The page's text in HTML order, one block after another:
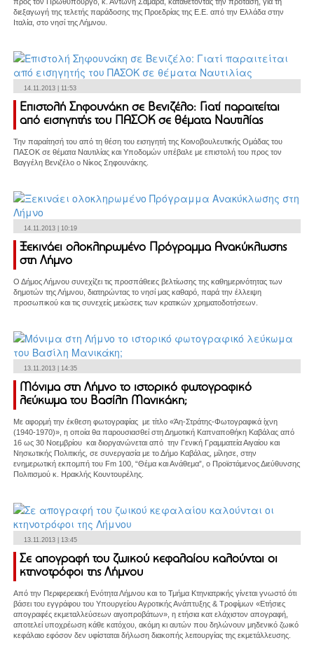
διεξαγωγή της τελετής παράδοσης της Προεδρίας της Ε.Ε. από την Ελλάδα στην
Ιταλία, στο νησί της Λήμνου.
14.11.2013 | 11:53
Επιστολή Σηφουνάκη σε Βενιζέλο: Γιατί παραιτείται
από εισηγητής του ΠΑΣΟΚ σε θέματα Ναυτιλίας
Την παραίτησή του από τη θέση του εισηγητή της Κοινοβουλευτικής Ομάδας του
ΠΑΣΟΚ σε θέματα Ναυτιλίας και Υποδομών υπέβαλε με επιστολή του προς τον
Βαγγέλη Βενιζέλο ο Νίκος Σηφουνάκης.
14.11.2013 | 10:19
Ξεκινάει ολοκληρωμένο Πρόγραμμα Ανακύκλωσης
στη Λήμνο
Ο Δήμος Λήμνου συνεχίζει τις προσπάθειες βελτίωσης της καθημερινότητας των
δημοτών της Λήμνου, διατηρώντας το νησί μας καθαρό, παρά την έλλειψη
προσωπικού και τις συνεχείς μειώσεις των κρατικών χρηματοδοτήσεων.
13.11.2013 | 14:35
Μόνιμα στη Λήμνο το ιστορικό φωτογραφικό
λεύκωμα του Βασίλη Μανικάκη;
Με αφορμή την έκθεση φωτογραφίας με τίτλο «Άη-Στράτης-Φωτογραφικά ίχνη
(1940-1970)», η οποία θα παρουσιασθεί στη Δημοτική Καπναποθήκη Καβάλας από
16 ως 30 Νοεμβρίου και διοργανώνεται από την Γενική Γραμματεία Αιγαίου και
Νησιωτικής Πολιτικής, σε συνεργασία με το Δήμο Καβάλας, μίλησε, στην
ενημερωτική εκπομπή του Fm 100, “Θέμα και Ανάθεμα”, o Προϊστάμενος Διεύθυνσης
Πολιτισμού κ. Ηρακλής Κουντουρέλης.
13.11.2013 | 13:45
Σε απογραφή του ζωικού κεφαλαίου καλούνται οι
κτηνοτρόφοι της Λήμνου
Από την Περιφερειακή Ενότητα Λήμνου και το Τμήμα Κτηνιατρικής γίνεται γνωστό ότι
βάσει του εγγράφου του Υπουργείου Αγροτικής Ανάπτυξης & Τροφίμων «Ετήσιες
απογραφές εκμεταλλεύσεων αιγοπροβάτων», η ετήσια κατ ελάχιστον απογραφή,
αποτελεί υποχρέωση κάθε κατόχου, ακόμη κι αυτών που δηλώνουν μηδενικό ζωικό
κεφάλαιο εφόσον δεν υφίσταται δήλωση διακοπής λειτουργίας της εκμετάλλευσης.